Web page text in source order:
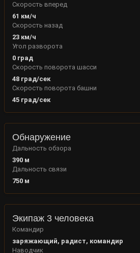
Скорость вперед
61 км/ч
Скорость назад
23км/ч
Угол разворота
0град
Скорость поворота шасси
48град/сек
Скорость поворота башни
45град/сек
Обнаружение
Дальность обзора
390м
Дальность связи
750м
Экипаж 3 человека
Командир
заряжающий, радист, командир
Наводчик